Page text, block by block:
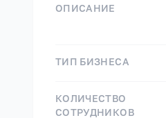
ОПИСАНИЕ
ТИП БИЗНЕСА
КОЛИЧЕСТВО
СОТРУДНИКОВ